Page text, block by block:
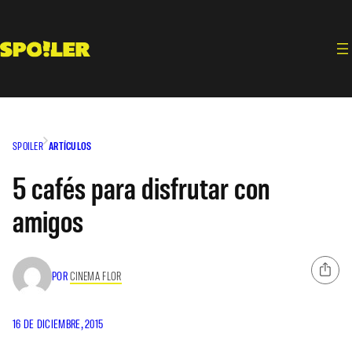
contenido
SPOILER ARTÍCULOS
5 cafés para disfrutar con
amigos
PORCINEMA FLOR
16 DE DICIEMBRE, 2015